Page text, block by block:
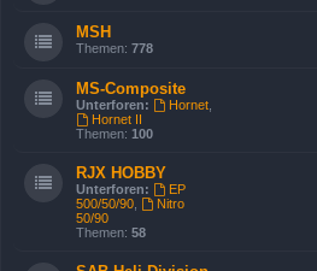
MSH
Themen: 778
MS-Composite
Unterforen: Hornet,
Hornet II
Themen: 100
RJX HOBBY
Unterforen:
EP
500/50/90
Nitro
50/90
Themen: 58